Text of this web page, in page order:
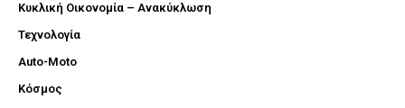
Κυκλική Οικονομία – Ανακύκλωση
Τεχνολογία
Auto-Moto
Κόσμος